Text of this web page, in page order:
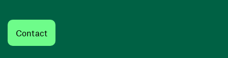
Contact